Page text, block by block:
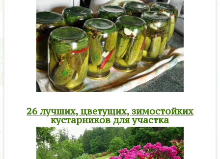
26 лучших, цветущих, зимостойких
кустарников для участка